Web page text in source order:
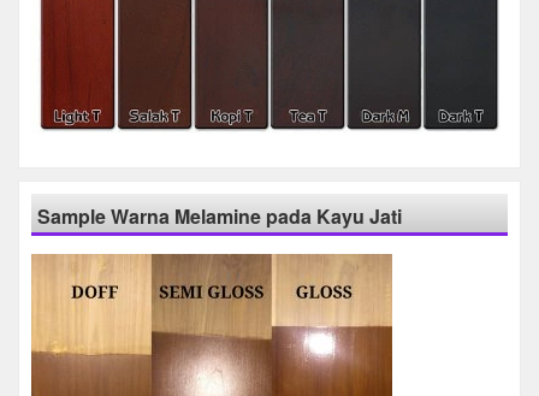
Sample Warna Melamine pada Kayu Jati